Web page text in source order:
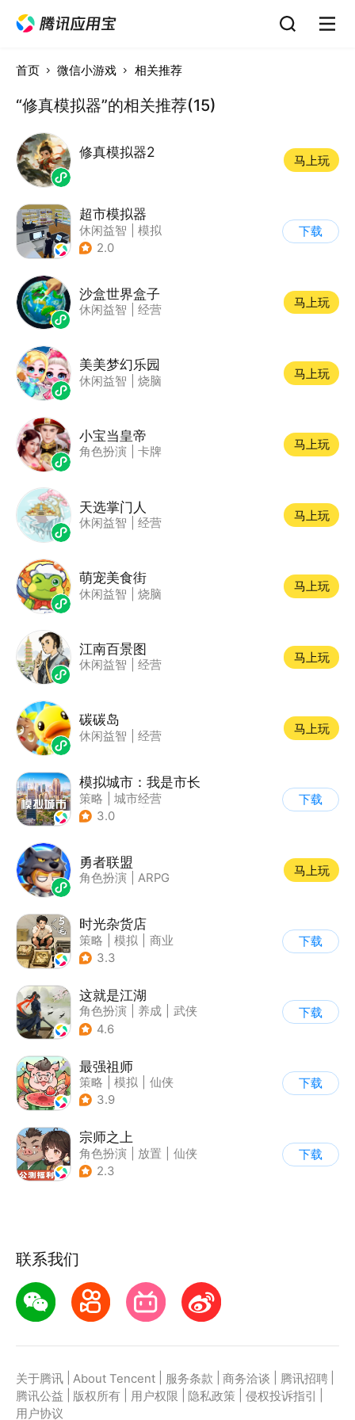
首页 微信小游戏 相关推荐
“修真模拟器”的相关推荐(15)
修真模拟器2
马上玩
超市模拟器
休闲益智
模拟
| 文字游戏
2.0
下载
沙盒世界盒子
休闲益智 经营
马上玩
美美梦幻乐园
休闲益智 烧脑
马上玩
小宝当皇帝
角色扮演 卡牌
马上玩
天选掌门人
休闲益智 经营
马上玩
萌宠美食街
休闲益智 烧脑
马上玩
江南百景图
休闲益智 经营
马上玩
碳碳岛
休闲益智 经营
马上玩
模拟城市：我是市长
策略
城市经营
| 模拟城市
3.0
下载
勇者联盟
角色扮演 ARPG
马上玩
时光杂货店
策略 模拟
商业
| 童年
3.3
下载
这就是江湖
角色扮演 养成
武侠
| 文字游戏
4.6
下载
最强祖师
策略 模拟
仙侠
| 中国风
3.9
下载
宗师之上
角色扮演 放置
仙侠
| 剧情
2.3
下载
联系我们
关于腾讯 About Tencent 服务条款 商务洽谈 腾讯招聘
腾讯公益
版权所有 用户权限 隐私政策 侵权投诉指引
用户协议